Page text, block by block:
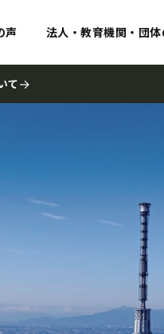
声 法人・教育機関・団
て→